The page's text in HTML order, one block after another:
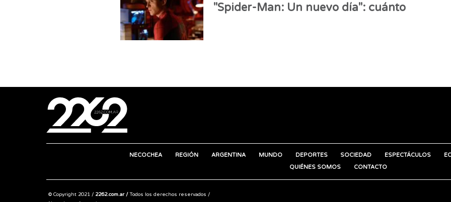
"Spider-Man: Un nuevo día": cuánto
NECOCHEA REGIÓN ARGENTINA MUNDO DEPORTES SOCIEDAD ESPECTÁCULOS
QUIÉNES SOMOS
CONTACTO
© Copyright 2021 / 2262.com.ar /Todos los derechos reservados /